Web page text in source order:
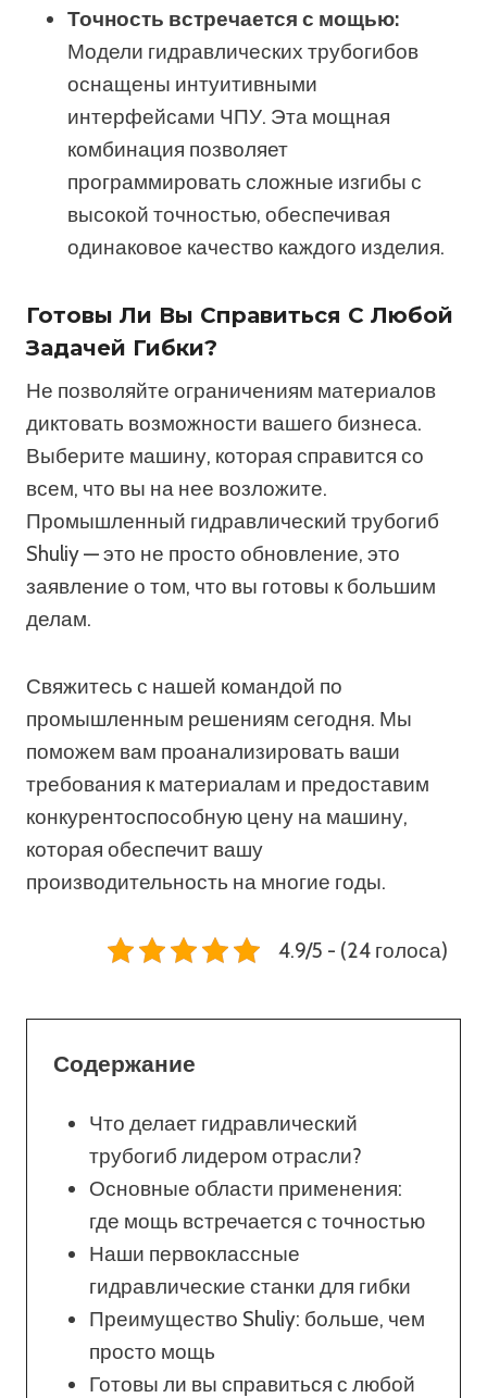
Точность встречается с мощью:
Модели гидравлических трубогибов
оснащены интуитивными
интерфейсами ЧПУ. Эта мощная
комбинация позволяет
программировать сложные изгибы с
высокой точностью, обеспечивая
одинаковое качество каждого изделия.
Готовы Ли Вы Справиться С Любой
Задачей Гибки?
Не позволяйте ограничениям материалов
диктовать возможности вашего бизнеса.
Выберите машину, которая справится со
всем, что вы на нее возложите.
Промышленный гидравлический трубогиб
Shuliy — это не просто обновление, это
заявление о том, что вы готовы к большим
делам.
Свяжитесь с нашей командой по
промышленным решениям сегодня. Мы
поможем вам проанализировать ваши
требования к материалам и предоставим
конкурентоспособную цену на машину,
которая обеспечит вашу
производительность на многие годы.
4.9/5 - (24 голоса)
Содержание
Что делает гидравлический
трубогиб лидером отрасли?
Основные области применения:
где мощь встречается с точностью
Наши первоклассные
гидравлические станки для гибки
Преимущество Shuliy: больше, чем
просто мощь
Готовы ли вы справиться с любой